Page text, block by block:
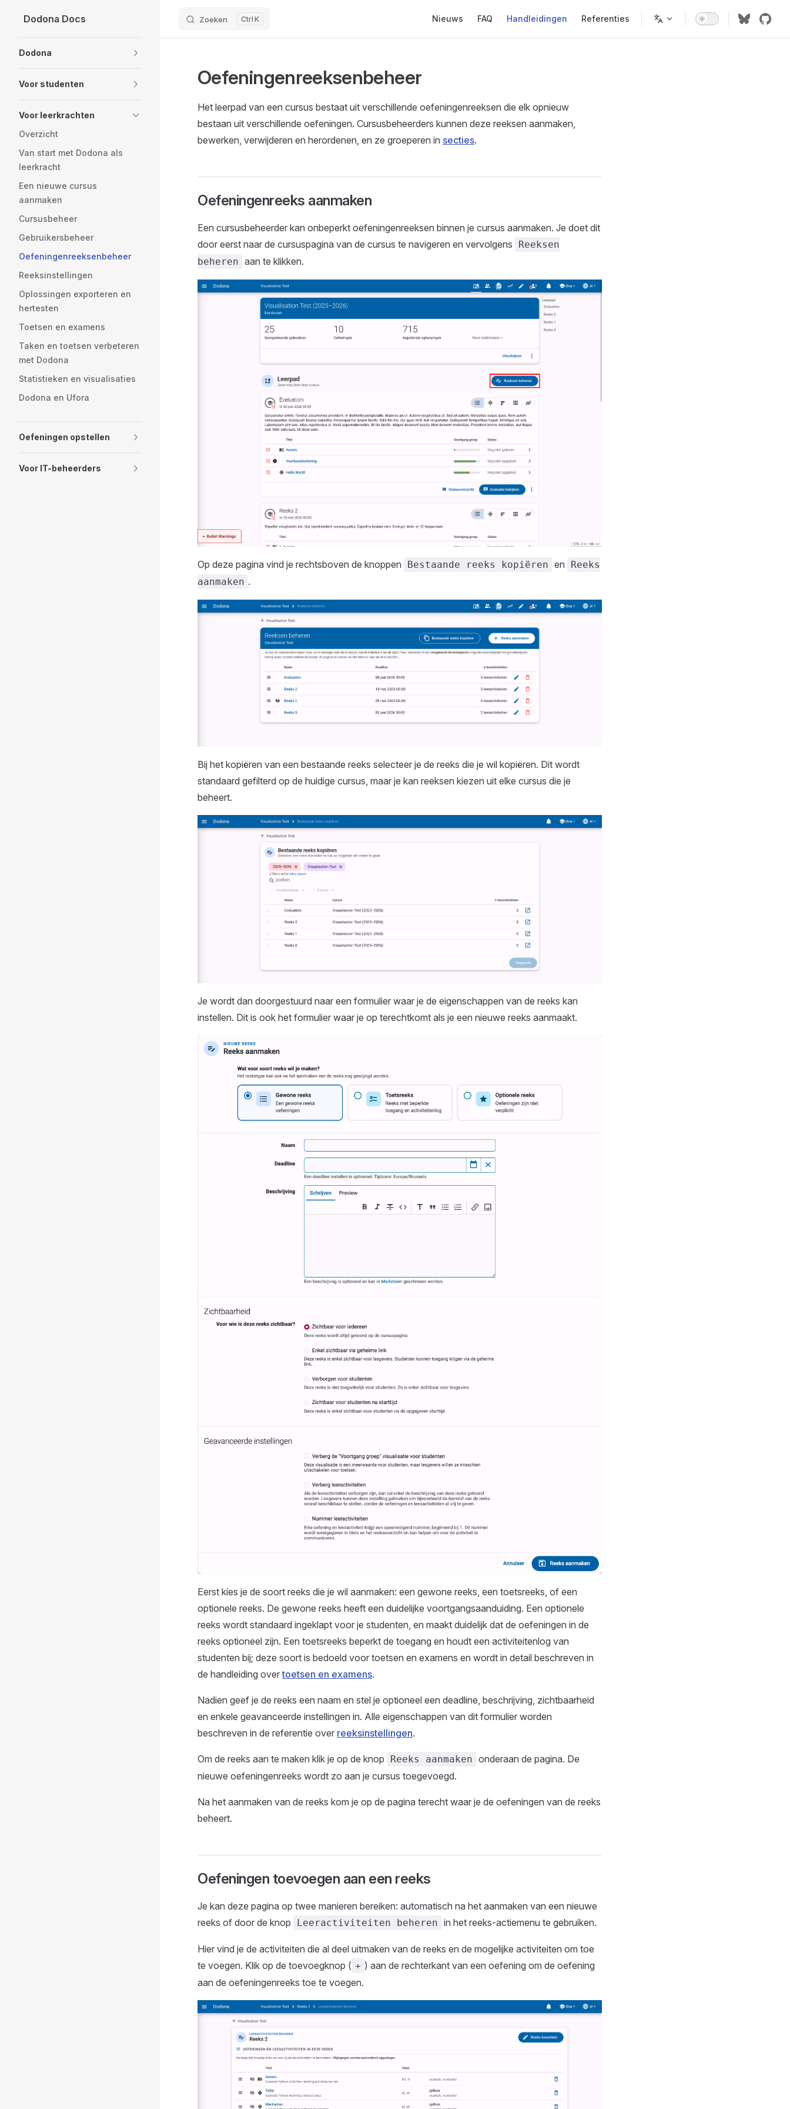
Skip to content
Dodona Docs Zoeken K Nieuws FAQ Handleidingen Referenties
Dodona
Voor studenten
Voor leerkrachten
Overzicht
Van start met Dodona als
leerkracht
Een nieuwe cursus
aanmaken
Cursusbeheer
Gebruikersbeheer
Oefeningenreeksenbeheer
Reeksinstellingen
Oplossingen exporteren en
hertesten
Toetsen en examens
Taken en toetsen verbeteren
met Dodona
Statistieken en visualisaties
Dodona en Ufora
Oefeningen opstellen
Voor IT-beheerders
Oefeningenreeksenbeheer
Het leerpad van een cursus bestaat uit verschillende oefeningenreeksen die elk opnieuw
bestaan uit verschillende oefeningen. Cursusbeheerders kunnen deze reeksen aanmaken,
bewerken, verwijderen en herordenen, en ze groeperen in secties.
Oefeningenreeks aanmaken
Een cursusbeheerder kan onbeperkt oefeningenreeksen binnen je cursus aanmaken. Je doet dit
door eerst naar de cursuspagina van de cursus te navigeren en vervolgens
Reeksen
beheren aan te klikken.
Op deze pagina vind je rechtsboven de knoppen Bestaande reeks kopiëren en
Reeks
aanmaken .
Bij het kopiëren van een bestaande reeks selecteer je de reeks die je wil kopiëren. Dit wordt
standaard gefilterd op de huidige cursus, maar je kan reeksen kiezen uit elke cursus die je
beheert.
Je wordt dan doorgestuurd naar een formulier waar je de eigenschappen van de reeks kan
instellen. Dit is ook het formulier waar je op terechtkomt als je een nieuwe reeks aanmaakt.
Eerst kies je de soort reeks die je wil aanmaken: een gewone reeks, een toetsreeks, of een
optionele reeks. De gewone reeks heeft een duidelijke voortgangsaanduiding. Een optionele
reeks wordt standaard ingeklapt voor je studenten, en maakt duidelijk dat de oefeningen in de
reeks optioneel zijn. Een toetsreeks beperkt de toegang en houdt een activiteitenlog van
studenten bij; deze soort is bedoeld voor toetsen en examens en wordt in detail beschreven in
de handleiding overtoetsen en examens.
Nadien geef je de reeks een naam en stel je optioneel een deadline, beschrijving, zichtbaarheid
en enkele geavanceerde instellingen in. Alle eigenschappen van dit formulier worden
beschreven in de referentie over reeksinstellingen.
Om de reeks aan te maken klik je op de knop Reeks aanmaken onderaan de pagina. De
nieuwe oefeningenreeks wordt zo aan je cursus toegevoegd.
Na het aanmaken van de reeks kom je op de pagina terecht waar je de oefeningen van de reeks
beheert.
Oefeningen toevoegen aan een reeks
Je kan deze pagina op twee manieren bereiken: automatisch na het aanmaken van een nieuwe
reeks of door de knop
Leeractiviteiten beheren in het reeks-actiemenu te gebruiken.
Hier vind je de activiteiten die al deel uitmaken van de reeks en de mogelijke activiteiten om toe
te voegen. Klik op de toevoegknop ( + ) aan de rechterkant van een oefening om de oefening
aan de oefeningenreeks toe te voegen.